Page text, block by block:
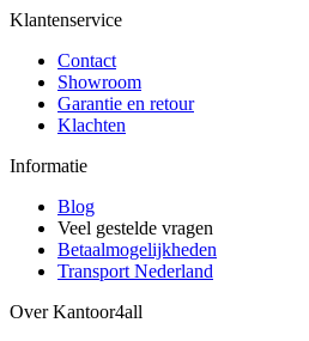
Klantenservice
Contact
Showroom
Garantie en retour
Klachten
Informatie
Blog
Veel gestelde vragen
Betaalmogelijkheden
Transport Nederland
Over Kantoor4all